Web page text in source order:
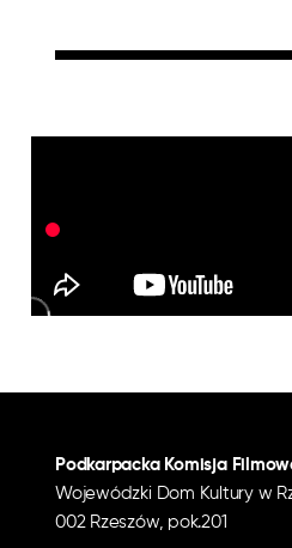
Podkarpacka Komisja
Wojewódzki Dom Kultury w
002 Rzeszów, pok.201